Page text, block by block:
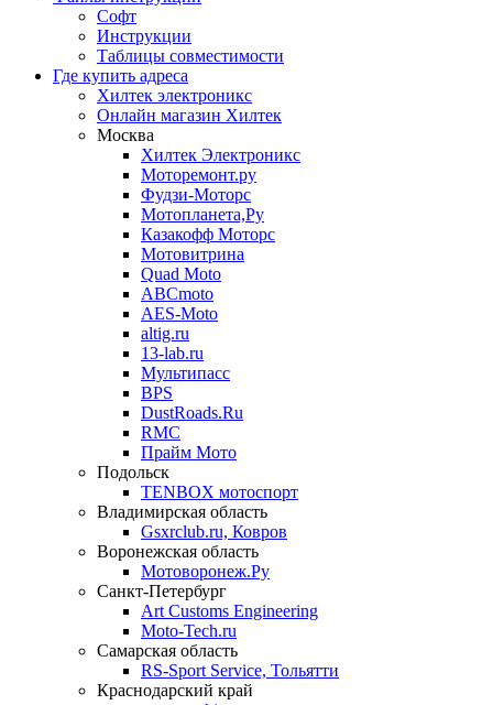
Софт
Инструкции
Таблицы совместимости
Где купить адреса
Хилтек электроникс
Онлайн магазин Хилтек
Москва
Хилтек Электроникс
Моторемонт.ру
Фудзи-Моторс
Мотопланета,Ру
Казакофф Моторс
Мотовитрина
Quad Moto
ABCmoto
AES-Moto
altig.ru
13-lab.ru
Мультипасс
BPS
DustRoads.Ru
RMC
Прайм Мото
Подольск
TENBOX мотоспорт
Владимирская область
Gsxrclub.ru, Ковров
Воронежская область
Мотоворонеж.Ру
Санкт-Петербург
Art Customs Engineering
Moto-Tech.ru
Самарская область
RS-Sport Service, Тольятти
Краснодарский край